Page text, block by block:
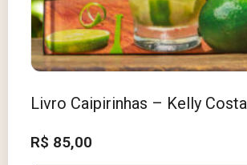
Livro Caipirinhas – Kelly Costa
R$ 85,00